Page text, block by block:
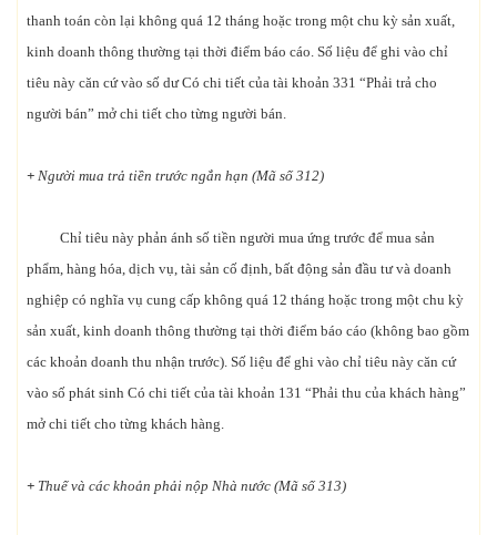
thanh toán còn lại không quá 12 tháng hoặc trong một chu kỳ sản xuất,
kinh doanh thông thường tại thời điểm báo cáo. Số liệu để ghi vào chỉ
tiêu này căn cứ vào số dư Có chi tiết của tài khoản 331 “Phải trả cho
người bán” mở chi tiết cho từng người bán.
+ Người mua trả tiền trước ngắn hạn (Mã số 312)
Chỉ tiêu này phản ánh số tiền người mua ứng trước để mua sản
phẩm, hàng hóa, dịch vụ, tài sản cố định, bất động sản đầu tư và doanh
nghiệp có nghĩa vụ cung cấp không quá 12 tháng hoặc trong một chu kỳ
sản xuất, kinh doanh thông thường tại thời điểm báo cáo (không bao gồm
các khoản doanh thu nhận trước). Số liệu để ghi vào chỉ tiêu này căn cứ
vào số phát sinh Có chi tiết của tài khoản 131 “Phải thu của khách hàng”
mở chi tiết cho từng khách hàng.
+ Thuế và các khoản phải nộp Nhà nước (Mã số 313)